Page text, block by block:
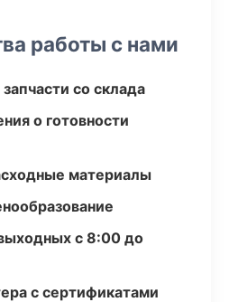
работы с нами
со склада
о готовности
материалы
с 8:00 до
с сертификатами